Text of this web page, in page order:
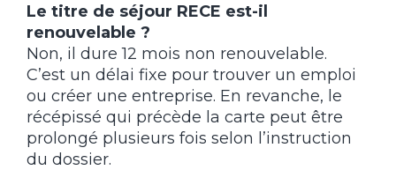
Le titre de séjour RECE est-il
renouvelable ?
Non, il dure 12 mois non renouvelable.
C’est un délai fixe pour trouver un emploi
ou créer une entreprise. En revanche, le
récépissé qui précède la carte peut être
prolongé plusieurs fois selon l’instruction
du dossier.